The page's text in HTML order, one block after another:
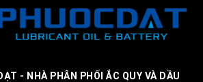
- NHÀ PHÂN PHỐI ẮC QUY VÀ DẦU